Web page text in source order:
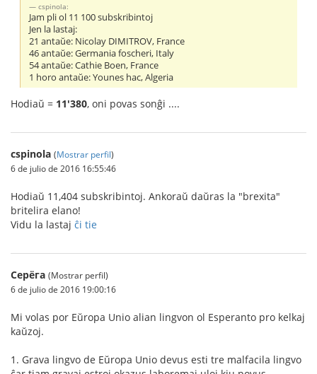
cspinola:
Jam pli ol 11 100 subskribintoj
Jen la lastaj:
21 antaŭe: Nicolay DIMITROV, France
46 antaŭe: Germania foscheri, Italy
54 antaŭe: Cathie Boen, France
1 horo antaŭe: Younes hac, Algeria
Hodiaŭ = 11'380, oni povas sonĝi ....
cspinola (Mostrar perfil)
6 de julio de 2016 16:55:46
Hodiaŭ 11,404 subskribintoj. Ankoraŭ daŭras la "brexita"
britelira elano!
Vidu la lastaj ĉi tie
Серёга (Mostrar perfil)
6 de julio de 2016 19:00:16
Mi volas por Eŭropa Unio alian lingvon ol Esperanto pro kelkaj
kaŭzoj.
1. Grava lingvo de Eŭropa Unio devus esti tre malfacila lingvo